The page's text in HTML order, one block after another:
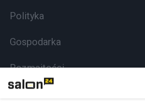
Polityka
Gospodarka
Rozmaitości